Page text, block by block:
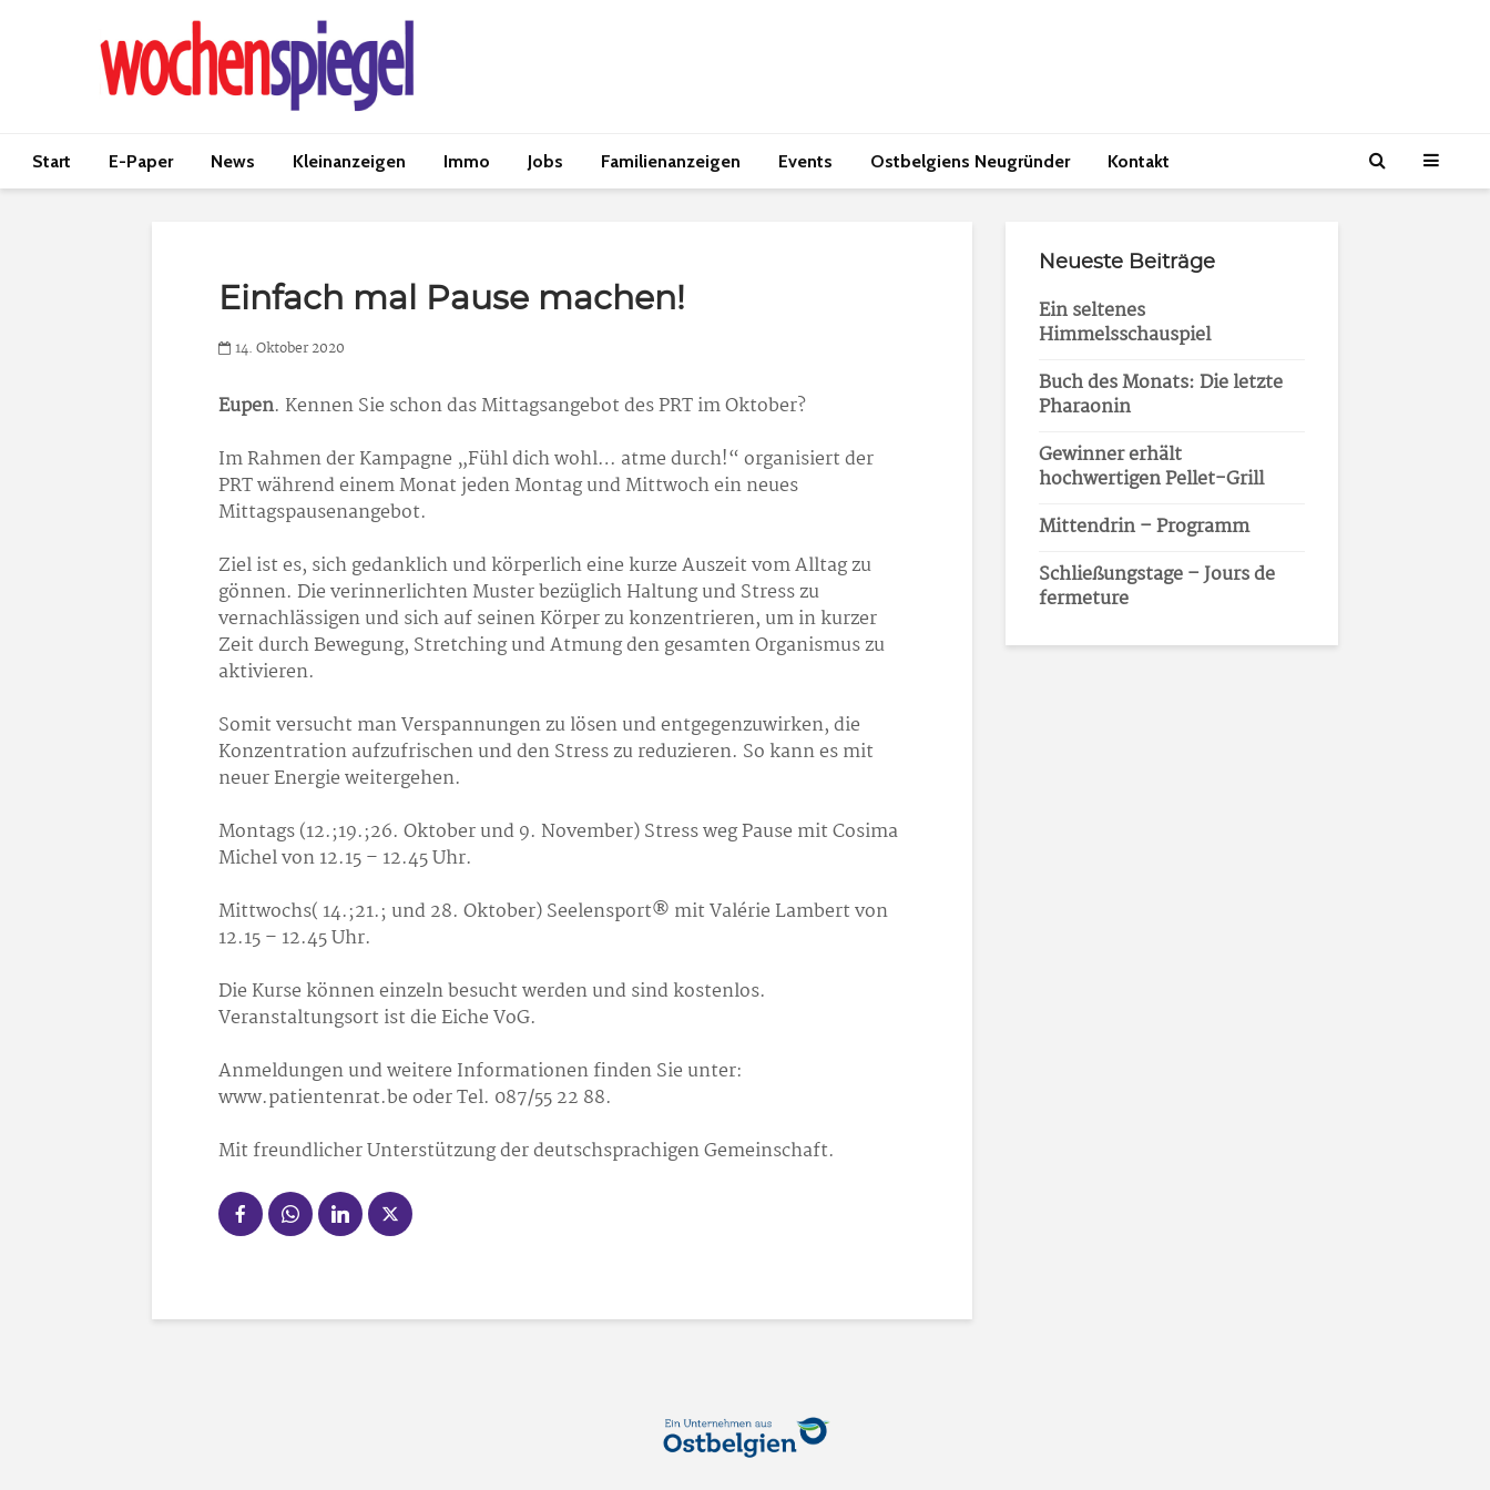
Start E-Paper News Kleinanzeigen Immo Jobs Familienanzeigen Events Ostbelgiens Neugründer Kontakt
Einfach mal Pause machen!
14. Oktober 2020
Eupen. Kennen Sie schon das Mittagsangebot des PRT im Oktober?
Im Rahmen der Kampagne „Fühl dich wohl… atme durch!“ organisiert der
PRT während einem Monat jeden Montag und Mittwoch ein neues
Mittagspausenangebot.
Ziel ist es, sich gedanklich und körperlich eine kurze Auszeit vom Alltag zu
gönnen. Die verinnerlichten Muster bezüglich Haltung und Stress zu
vernachlässigen und sich auf seinen Körper zu konzentrieren, um in kurzer
Zeit durch Bewegung, Stretching und Atmung den gesamten Organismus zu
aktivieren.
Somit versucht man Verspannungen zu lösen und entgegenzuwirken, die
Konzentration aufzufrischen und den Stress zu reduzieren. So kann es mit
neuer Energie weitergehen.
Montags (12.;19.;26. Oktober und 9. November) Stress weg Pause mit Cosima
Michel von 12.15 – 12.45 Uhr.
Mittwochs( 14.;21.; und 28. Oktober) Seelensport® mit Valérie Lambert von
12.15 – 12.45 Uhr.
Die Kurse können einzeln besucht werden und sind kostenlos.
Veranstaltungsort ist die Eiche VoG.
Anmeldungen und weitere Informationen finden Sie unter:
www.patientenrat.be oder Tel. 087/55 22 88.
Mit freundlicher Unterstützung der deutschsprachigen Gemeinschaft.
Neueste Beiträge
Ein seltenes
Himmelsschauspiel
Buch des Monats: Die letzte
Pharaonin
Gewinner erhält
hochwertigen Pellet-Grill
Mittendrin – Programm
Schließungstage – Jours de
fermeture